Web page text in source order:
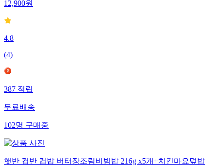
12,900원
4.8
(4)
387적립
무료배송
102명구매중
햇반 컵반 컵밥 버터장조림비빔밥 216g x5개+치킨마요덮밥